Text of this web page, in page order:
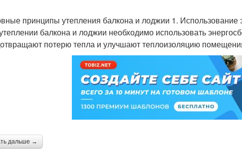
принципы утепления балкона и лоджии 1. Использование
балкона и лоджии необходимо использовать
потерю тепла и улучшают теплоизоляцию
дальше →